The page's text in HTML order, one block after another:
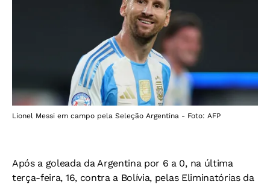
Lionel Messi em campo pela Seleção Argentina - Foto: AFP
Após a goleada da Argentina por 6 a 0, na última
terça-feira, 16, contra a Bolívia, pelas Eliminatórias da